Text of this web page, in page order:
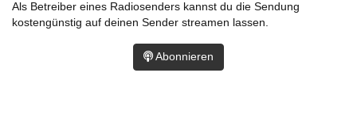
Als Betreiber eines Radiosenders kannst du die Sendung
kostengünstig auf deinen Sender streamen lassen.
Abonnieren